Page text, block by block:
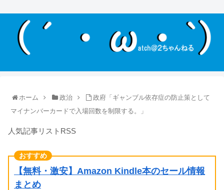
ホーム 政治
政府「ギャンブル依存症の防止策として
マイナンバーカードで入場回数を制限する。」
人気記事リストRSS
【無料・激安】Amazon Kindle本のセール情報
まとめ